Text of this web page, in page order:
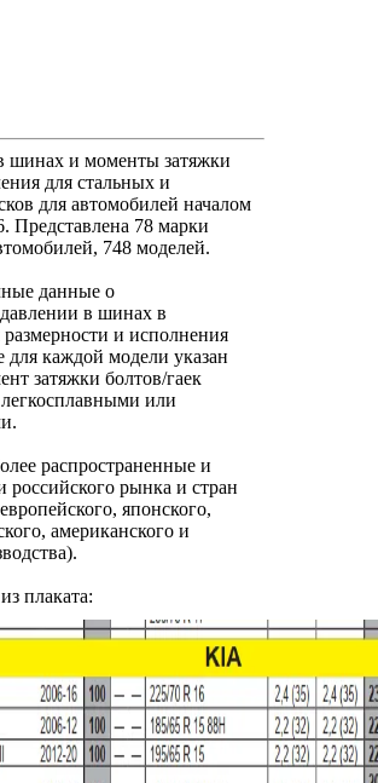
шинах и моменты затяжки
для стальных и
для автомобилей началом
Представлена 78 марки
748 моделей.
данные о
в шинах в
и исполнения
для каждой модели указан
затяжки болтов/гаек
или
распространенные и
российского рынка и стран
японского,
американского и
плаката: